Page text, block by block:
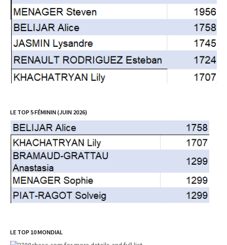
LE TOP 5 FÉMININ (JUIN 2026)
LE TOP 10 MONDIAL